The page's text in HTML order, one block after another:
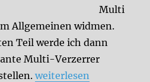
Multi
Allgemeinen widmen.
Teil werde ich dann
Multi-Verzerrer
„Multi Overdrive Teil 1“
weiterlesen